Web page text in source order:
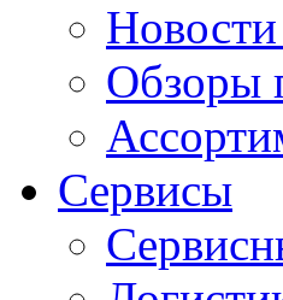
Обзоры
Сервисы